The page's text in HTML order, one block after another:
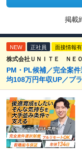
掲載
NEW 正社員 面接情報有
株式会社ＵＮＩＴＥ ＮＥＯ
PM・PL候補／完全案
均108万円年収UP／プ